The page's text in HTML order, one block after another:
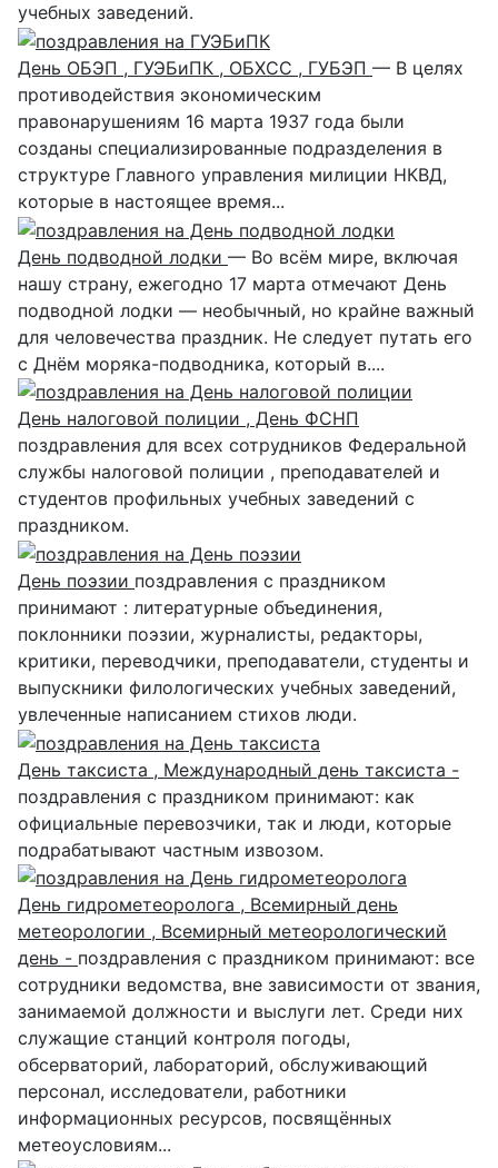
учебных заведений.
День ОБЭП , ГУЭБиПК , ОБХСС , ГУБЭП — В целях
противодействия экономическим
правонарушениям 16 марта 1937 года были
созданы специализированные подразделения в
структуре Главного управления милиции НКВД,
которые в настоящее время...
День подводной лодки — Во всём мире, включая
нашу страну, ежегодно 17 марта отмечают День
подводной лодки — необычный, но крайне важный
для человечества праздник. Не следует путать его
с Днём моряка-подводника, который в....
День налоговой полиции , День ФСНП
поздравления для всех сотрудников Федеральной
службы налоговой полиции , преподавателей и
студентов профильных учебных заведений с
праздником.
День поэзии поздравления с праздником
принимают : литературные объединения,
поклонники поэзии, журналисты, редакторы,
критики, переводчики, преподаватели, студенты и
выпускники филологических учебных заведений,
увлеченные написанием стихов люди.
День таксиста , Международный день таксиста -
поздравления с праздником принимают: как
официальные перевозчики, так и люди, которые
подрабатывают частным извозом.
День гидрометеоролога , Всемирный день
метеорологии , Всемирный метеорологический
день - поздравления с праздником принимают: все
сотрудники ведомства, вне зависимости от звания,
занимаемой должности и выслуги лет. Среди них
служащие станций контроля погоды,
обсерваторий, лабораторий, обслуживающий
персонал, исследователи, работники
информационных ресурсов, посвящённых
метеоусловиям...